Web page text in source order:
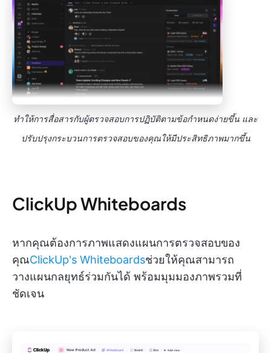
ทำให้การสื่อสารกับผู้ตรวจสอบการปฏิบัติตามข้อกำหนดง่ายขึ้น และ
ปรับปรุงกระบวนการตรวจสอบของคุณให้มีประสิทธิภาพมากขึ้น
ClickUp Whiteboards
หากคุณต้องการภาพแสดงแผนการตรวจสอบของ
คุณClickUp's Whiteboardsช่วยให้คุณสามารถ
วางแผนกลยุทธ์ร่วมกันได้ พร้อมมุมมองภาพรวมที่
ชัดเจน